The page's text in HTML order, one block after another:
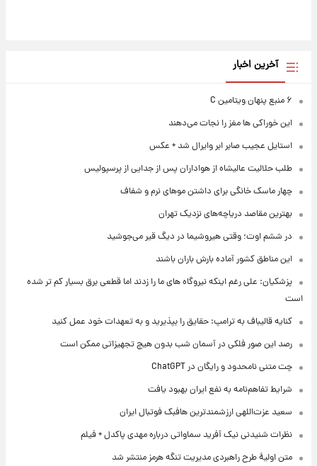
آخرین اخبار
۶ منبع پنهان ویتامین C
این خوراکی ها مغز را نجات می‌دهند
استایل عجیب صابر ابر وایرال شد + عکس
طلب حلالیت عالیشاه از هواداران پس از جدایی از پرسپولیس
چهار ماسک خانگی برای داشتن موهای نرم و شفاف
بهترین مقاصد دریاچه‌های نزدیک تهران
در ششم اوت؛ وقتی هیروشیما در دیگ قیر می‌جوشید
این مناطق کشور آماده بارش باران باشند
پزشکیان: علی رغم اینکه نیروگاه های ما را زدند اما قطعی برق بسیار کم تر شده
است
کنایه قالیباف به ترامپ: حقایق را بپذیرید و به تعهدات خود عمل کنید
رصد این صور فلکی در آسمان شب بدون هیچ تجهیزاتی ممکن است
چت متنی نامحدود و رایگان در ChatGPT
شرایط تفاهم‌نامه به نفع ایران بهبود یافت
سعید عزت‌اللهی ارزشمندترین هافبک فوتبال ایران
نظرات شنیدنی نیک آفرید سماواتی درباره مهدی پاکدل + فیلم
متن اولیۀ طرح راهبردی مدیریت تنگه هرمز منتشر شد